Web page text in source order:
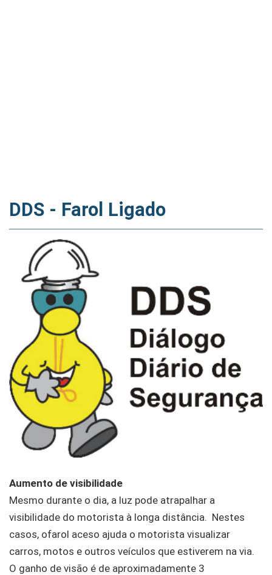
DDS - Farol Ligado
Aumento de visibilidade
Mesmo durante o dia, a luz pode atrapalhar a
visibilidade do motorista à longa distância. Nestes
casos, ofarol aceso ajuda o motorista visualizar
carros, motos e outros veículos que estiverem na via.
O ganho de visão é de aproximadamente 3